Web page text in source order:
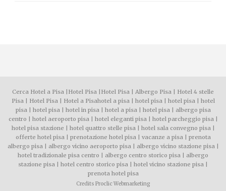
Cerca Hotel a Pisa | Hotel Pisa | Hotel Pisa | Albergo Pisa | Hotel 4 stelle
Pisa | Hotel Pisa | Hotel a Pisahotel a pisa | hotel pisa | hotel pisa | hotel
pisa | hotel pisa | hotel in pisa | hotel a pisa | hotel pisa | albergo pisa
centro | hotel aeroporto pisa | hotel eleganti pisa | hotel parcheggio pisa |
hotel pisa stazione | hotel quattro stelle pisa | hotel sala convegno pisa |
offerte hotel pisa | prenotazione hotel pisa | vacanze a pisa | prenota
albergo pisa | albergo vicino aeroporto pisa | albergo vicino stazione pisa |
hotel tradizionale pisa centro | albergo centro storico pisa | albergo
stazione pisa | hotel centro storico pisa | hotel vicino stazione pisa |
prenota hotel pisa
Credits Proclic Webmarketing